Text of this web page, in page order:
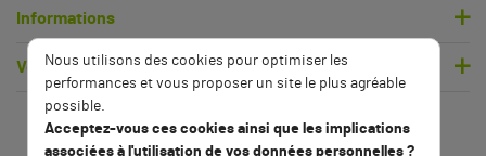
Informations
Votre compte
Nous utilisons des cookies pour optimiser les
performances et vous proposer un site le plus agréable
possible.
Acceptez-vous ces cookies ainsi que les implications
associées à l'utilisation de vos données personnelles ?